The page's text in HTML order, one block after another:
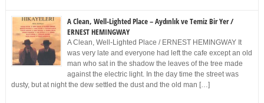
A Clean, Well-Lighted Place – Aydınlık ve Temiz Bir Yer /
ERNEST HEMINGWAY
A Clean, Well-Lighted Place / ERNEST HEMINGWAY It
was very late and everyone had left the cafe except an old
man who sat in the shadow the leaves of the tree made
against the electric light. In the day time the street was
dusty, but at night the dew settled the dust and the old man […]